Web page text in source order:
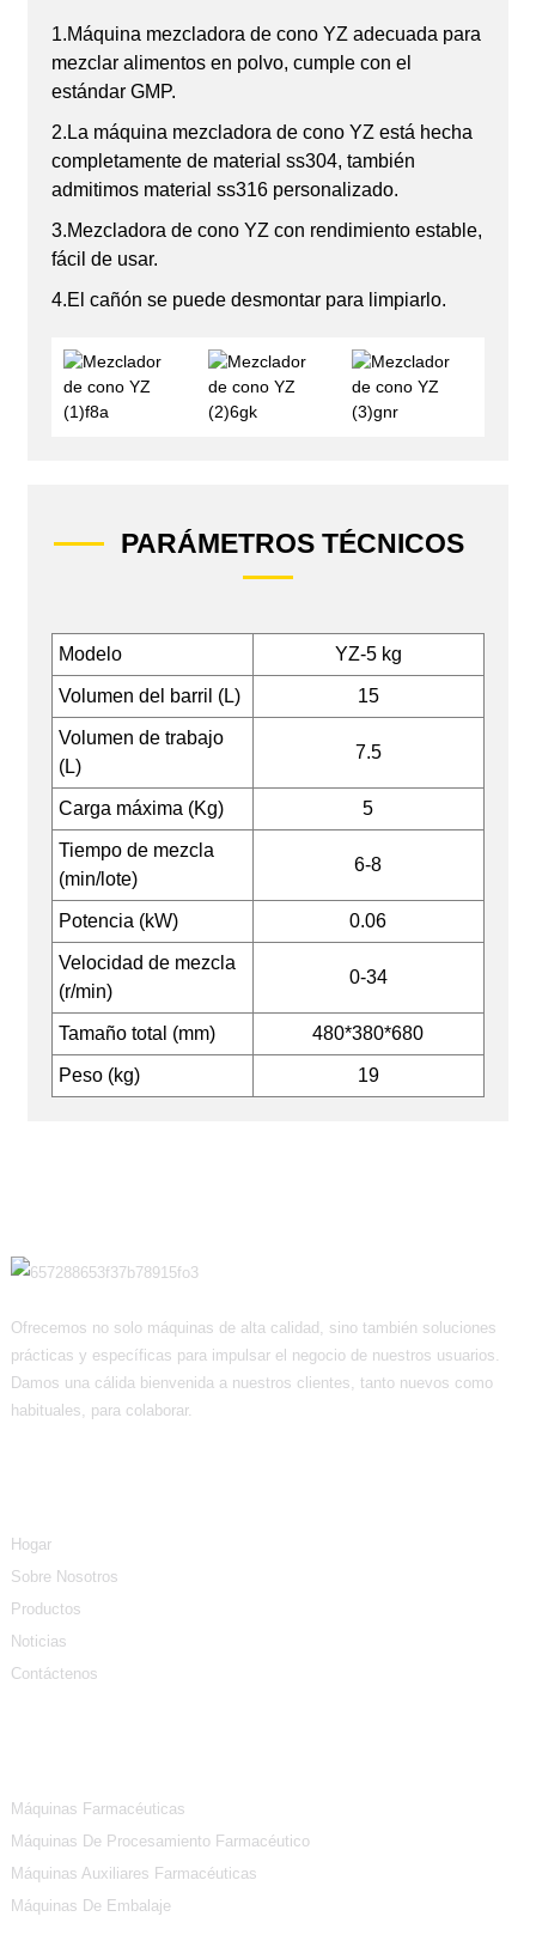
1.Máquina mezcladora de cono YZ adecuada para
mezclar alimentos en polvo, cumple con el
estándar GMP.
2.La máquina mezcladora de cono YZ está hecha
completamente de material ss304, también
admitimos material ss316 personalizado.
3.Mezcladora de cono YZ con rendimiento estable,
fácil de usar.
4.El cañón se puede desmontar para limpiarlo.
PARÁMETROS TÉCNICOS
Modelo YZ-5 kg
Volumen del barril (L) 15
Volumen de trabajo
(L)
7.5
Carga máxima (Kg) 5
Tiempo de mezcla
(min/lote)
6-8
Potencia (kW) 0.06
Velocidad de mezcla
(r/min)
0-34
Tamaño total (mm) 480*380*680
Peso (kg) 19
Ofrecemos no solo máquinas de alta calidad, sino también soluciones
prácticas y específicas para impulsar el negocio de nuestros usuarios.
Damos una cálida bienvenida a nuestros clientes, tanto nuevos como
habituales, para colaborar.
Hogar
Sobre Nosotros
Productos
Noticias
Contáctenos
Máquinas Farmacéuticas
Máquinas De Procesamiento Farmacéutico
Máquinas Auxiliares Farmacéuticas
Máquinas De Embalaje